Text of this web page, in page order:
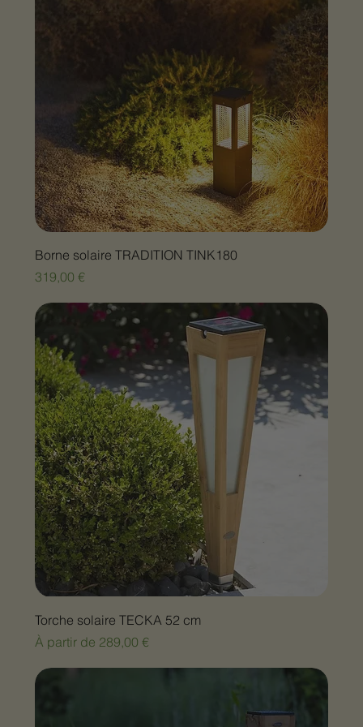
Borne solaire TRADITION TINK180
Prix
319,00 €
Torche solaire TECKA 52 cm
À partir de 289,00 €
Prix promotionnel